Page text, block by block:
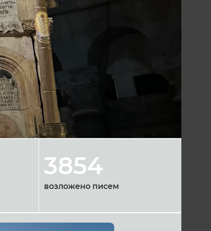
3854
возложено писем